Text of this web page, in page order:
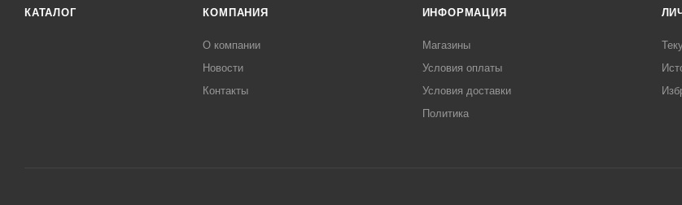
КАТАЛОГ КОМПАНИЯ
О компании
Новости
Контакты
ИНФОРМАЦИЯ
Магазины
Условия оплаты
Условия доставки
Политика